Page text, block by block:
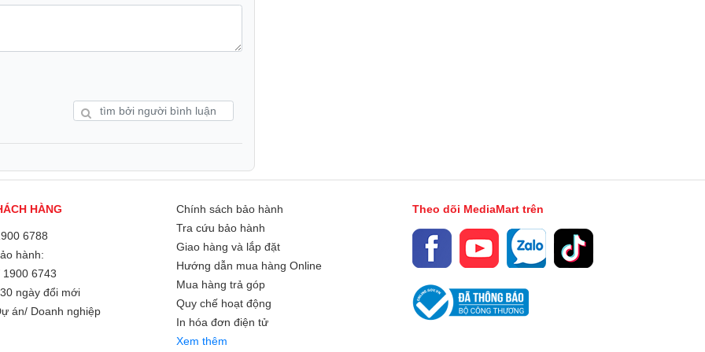
hơn hỗ trợ tốt về khoảng cách khi sử
tiện cho việc cất giữ hoặc mang theo
hợp công nghệ sạc nhanh Power
bị) giúp bạn sạc nhanh hơn phục vụ
60W
nối mới nhất hiện nay, cho tốc độ
dụng cho người dùng trải nghiệm tốc
HÀNG
6788
hành:
1900 6743
ngày đổi mới
án/ Doanh nghiệp
Chính sách bảo hành
Tra cứu bảo hành
Giao hàng và lắp đặt
Hướng dẫn mua hàng Online
Mua hàng trả góp
Quy chế hoạt động
In hóa đơn điện tử
Xem thêm
Theo dõi MediaMart trên